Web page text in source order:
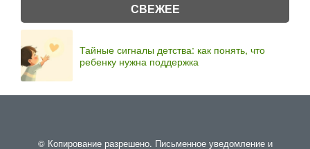
СВЕЖЕЕ
Тайные сигналы детства: как понять, что
ребенку нужна поддержка
© Копирование разрешено. Письменное уведомление и